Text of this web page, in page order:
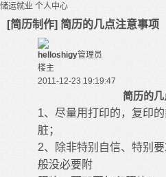
储运就业 个人中心
[简历制作] 简历的几点注意事项
helloshigy管理员
楼主
2011-12-23 19:19:47
简历的
1、尽量用打印的，复印
脏；
2、除非特别自信、特别
般没必要附